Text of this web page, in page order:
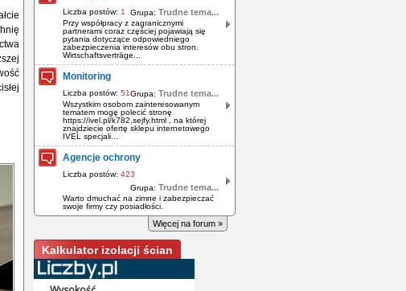
Liczba postów: 1 Grupa: Trudne tema...
Przy współpracy z zagranicznymi
partnerami coraz częściej pojawiają się
pytania dotyczące odpowiedniego
zabezpieczenia interesów obu stron.
Wirtschaftsverträge...
Monitoring
Liczba postów: 51Grupa: Trudne tema...
Wszystkim osobom zainteresowanym
tematem mogę polecić stronę
https://ivel.pl/k782,sejfy.html , na której
znajdziecie ofertę sklepu internetowego
IVEL spec­jali­...
Agencje ochrony
Liczba postów: 423
Grupa: Trudne tema...
Warto dmuchać na zimne i zabezpieczać
swoje firmy czy posiadłości.
Więcej na forum »
Kalkulator izolacji ścian